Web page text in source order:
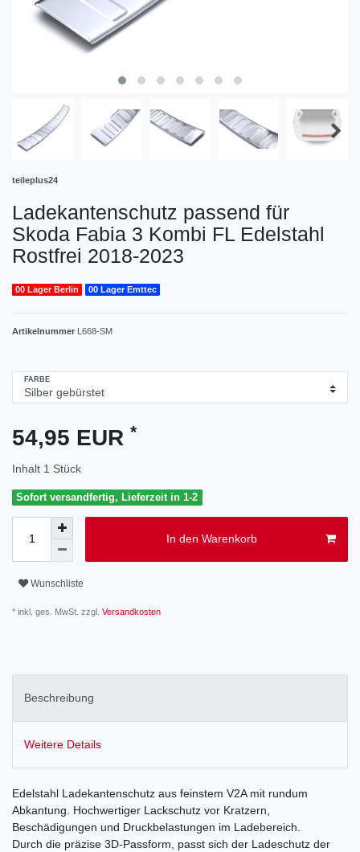
teileplus24
Ladekantenschutz passend für
Skoda Fabia 3 Kombi FL Edelstahl
Rostfrei 2018-2023
00 Lager Berlin 00 Lager Emttec
Artikelnummer L668-SM
FARBE
54,95 EUR *
Inhalt 1 Stück
Sofort versandfertig, Lieferzeit in 1-2
In den Warenkorb
Wunschliste
* inkl. ges. MwSt. zzgl. Versandkosten
Beschreibung
Weitere Details
Edelstahl Ladekantenschutz aus feinstem V2A mit rundum
Abkantung. Hochwertiger Lackschutz vor Kratzern,
Beschädigungen und Druckbelastungen im Ladebereich.
Durch die präzise 3D-Passform, passt sich der Ladeschutz der